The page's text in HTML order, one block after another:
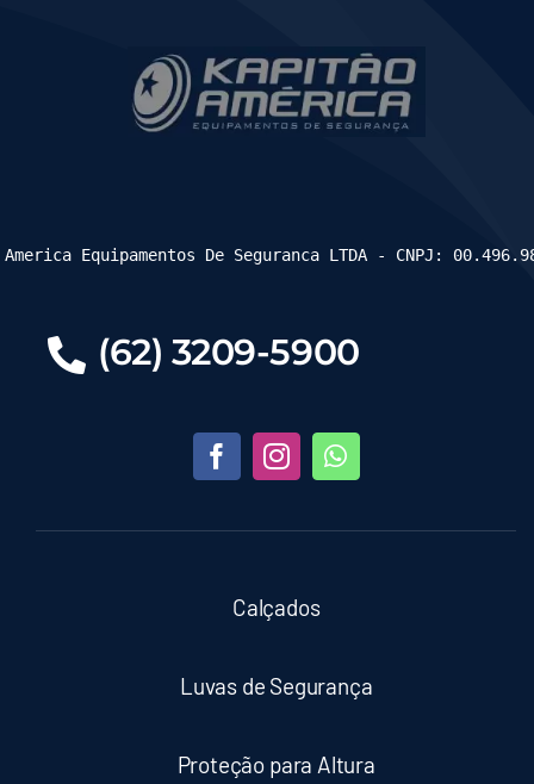
(62) 3209-5900
Calçados
Luvas de Segurança
Proteção para Altura
Equipamentos De Seguranca LTDA - CNPJ: